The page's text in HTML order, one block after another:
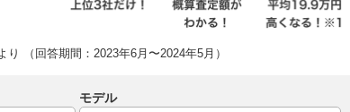
（回答期間：2023年6月〜2024年5月）
モデル